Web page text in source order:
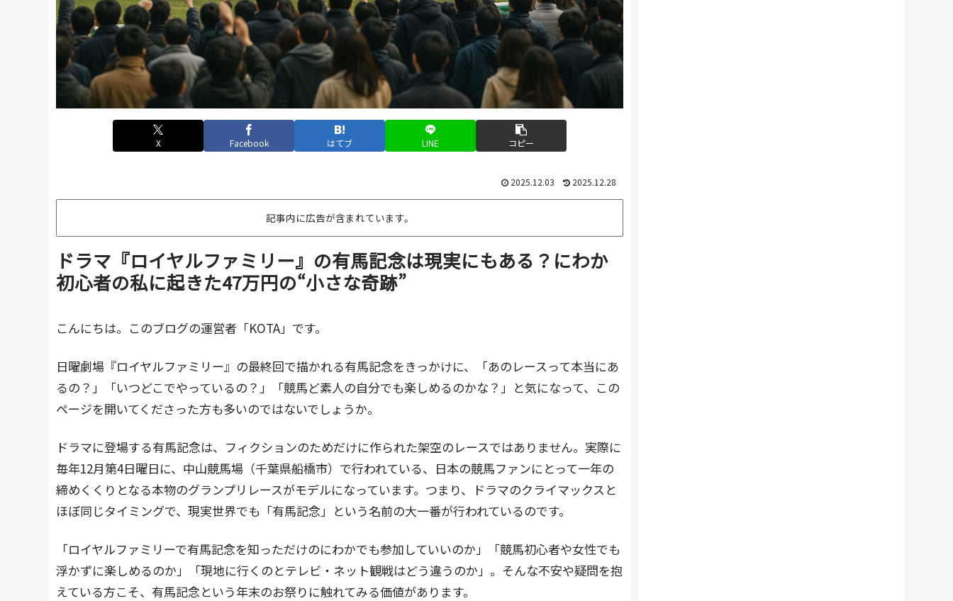
X Facebook はてブ LINE コピー
2025.12.03 2025.12.28
記事内に広告が含まれています。
ドラマ『ロイヤルファミリー』の有馬記念は現実にもある？にわか
初心者の私に起きた47万円の“小さな奇跡”
こんにちは。このブログの運営者「KOTA」です。
日曜劇場『ロイヤルファミリー』の最終回で描かれる有馬記念をきっかけに、「あのレースって本当にあ
るの？」「いつどこでやっているの？」「競馬ど素人の自分でも楽しめるのかな？」と気になって、この
ページを開いてくださった方も多いのではないでしょうか。
ドラマに登場する有馬記念は、フィクションのためだけに作られた架空のレースではありません。実際に
毎年12月第4日曜日に、中山競馬場（千葉県船橋市）で行われている、日本の競馬ファンにとって一年の
締めくくりとなる本物のグランプリレースがモデルになっています。つまり、ドラマのクライマックスと
ほぼ同じタイミングで、現実世界でも「有馬記念」という名前の大一番が行われているのです。
「ロイヤルファミリーで有馬記念を知っただけのにわかでも参加していいのか」「競馬初心者や女性でも
浮かずに楽しめるのか」「現地に行くのとテレビ・ネット観戦はどう違うのか」。そんな不安や疑問を抱
えている方こそ、有馬記念という年末のお祭りに触れてみる価値があります。